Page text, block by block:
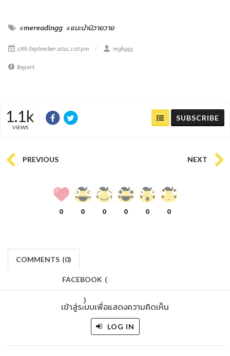
#mereadingg #แนะนำนิวายวาย
17th September 2021, 1:10 pm mgk993
Report
1.1k
VIEWS
SUBSCRIBE
PREVIOUS NEXT
0 0 0 0 0 0
COMMENTS (0)
FACEBOOK (
)
เข้าสู่ระบบเพื่อแสดงความคิดเห็น
LOG IN